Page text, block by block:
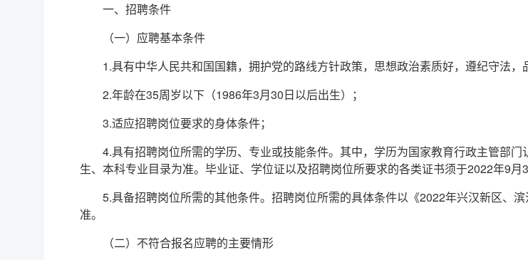
一、招聘条件
（一）应聘基本条件
1.具有中华人民共和国国籍，拥护党的路线方针政策，思想政治素质好，遵纪守法，
2.年龄在35周岁以下（1986年3月30日以后出生）；
3.适应招聘岗位要求的身体条件；
4.具有招聘岗位所需的学历、专业或技能条件。其中，学历为国家教育行政主管部
生、本科专业目录为准。毕业证、学位证以及招聘岗位所要求的各类证书须于2022年9月
5.具备招聘岗位所需的其他条件。招聘岗位所需的具体条件以《2022年兴汉新区、
准。
（二）不符合报名应聘的主要情形